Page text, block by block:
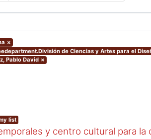
×
de Ciencias y Artes para el
Pablo David ×
list
y centro cultural para la